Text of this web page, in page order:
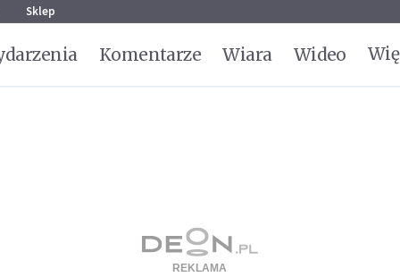
Sklep
Komentarze Wiara Wideo